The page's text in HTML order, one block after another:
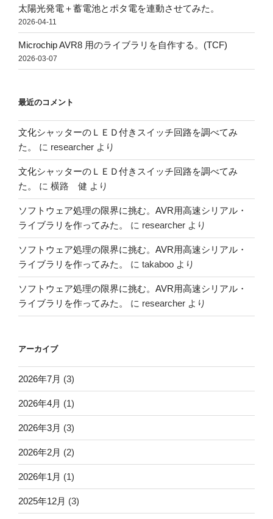
太陽光発電＋蓄電池とポタ電を連動させてみた。
2026-04-11
Microchip AVR8 用のライブラリを自作する。(TCF)
2026-03-07
最近のコメント
文化シャッターのＬＥＤ付きスイッチ回路を調べてみ
た。
に researcher より
文化シャッターのＬＥＤ付きスイッチ回路を調べてみ
た。
に 横路 健 より
ソフトウェア処理の限界に挑む。AVR用高速シリアル・
ライブラリを作ってみた。
に researcher より
ソフトウェア処理の限界に挑む。AVR用高速シリアル・
ライブラリを作ってみた。
に takaboo より
ソフトウェア処理の限界に挑む。AVR用高速シリアル・
ライブラリを作ってみた。
に researcher より
アーカイブ
2026年7月 (3)
2026年4月 (1)
2026年3月 (3)
2026年2月 (2)
2026年1月 (1)
2025年12月 (3)